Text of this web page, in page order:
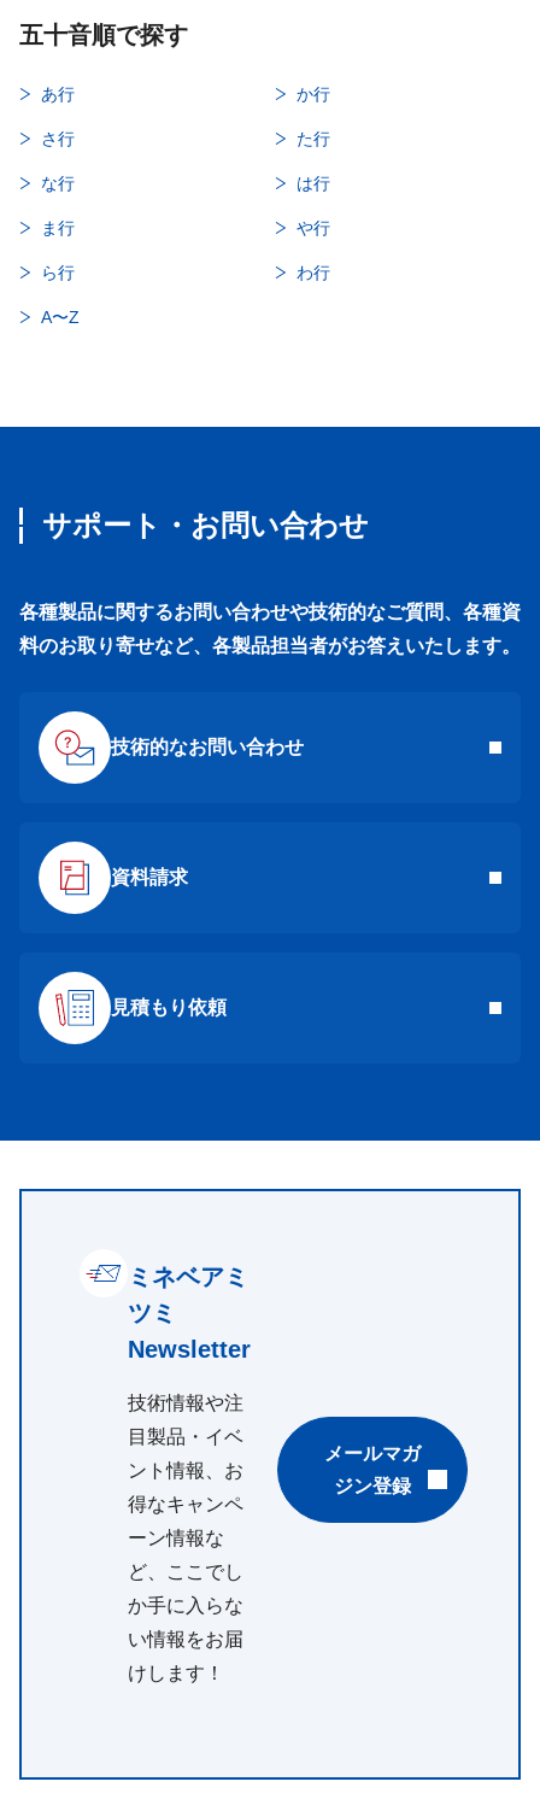
五十音順で探す
あ行 か行
さ行 た行
な行 は行
ま行 や行
ら行 わ行
A〜Z
サポート・お問い合わせ
各種製品に関するお問い合わせや技術的なご質問、各種資
料のお取り寄せなど、各製品担当者がお答えいたします。
技術的なお問い合わせ
資料請求
見積もり依頼
ミネベアミ
ツミ
Newsletter
技術情報や注
目製品・イベ
ント情報、お
得なキャンペ
ーン情報な
ど、ここでし
か手に入らな
い情報をお届
けします！
メールマガ
ジン登録